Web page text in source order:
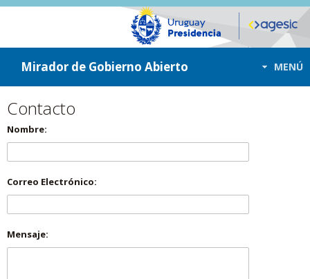
ir a contenido
ir al menú
Mirador de Gobierno Abierto MENÚ
Contacto
Nombre:
Correo Electrónico:
Mensaje: